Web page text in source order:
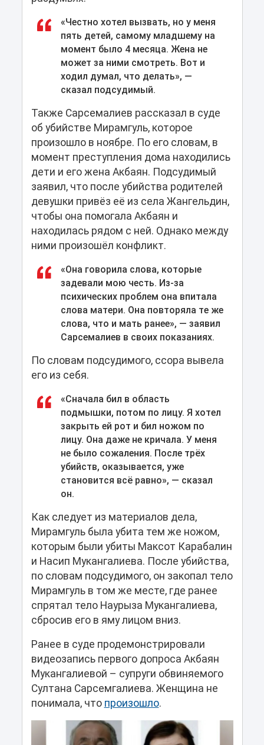
«Честно хотел вызвать, но у меня
пять детей, самому младшему на
момент было 4 месяца. Жена не
может за ними смотреть. Вот и
ходил думал, что делать», —
сказал подсудимый.
Также Сарсемалиев рассказал в суде
об убийстве Мирамгуль, которое
произошло в ноябре. По его словам, в
момент преступления дома находились
дети и его жена Акбаян. Подсудимый
заявил, что после убийства родителей
девушки привёз её из села Жангельдин,
чтобы она помогала Акбаян и
находилась рядом с ней. Однако между
ними произошёл конфликт.
«Она говорила слова, которые
задевали мою честь. Из-за
психических проблем она впитала
слова матери. Она повторяла те же
слова, что и мать ранее», — заявил
Сарсемалиев в своих показаниях.
По словам подсудимого, ссора вывела
его из себя.
«Сначала бил в область
подмышки, потом по лицу. Я хотел
закрыть ей рот и бил ножом по
лицу. Она даже не кричала. У меня
не было сожаления. После трёх
убийств, оказывается, уже
становится всё равно», — сказал
он.
Как следует из материалов дела,
Мирамгуль была убита тем же ножом,
которым были убиты Максот Карабалин
и Насип Мукангалиева. После убийства,
по словам подсудимого, он закопал тело
Мирамгуль в том же месте, где ранее
спрятал тело Наурыза Мукангалиева,
сбросив его в яму лицом вниз.
Ранее в суде продемонстрировали
видеозапись первого допроса Акбаян
Мукангалиевой – супруги обвиняемого
Султана Сарсемгалиева. Женщина не
понимала, что произошло.